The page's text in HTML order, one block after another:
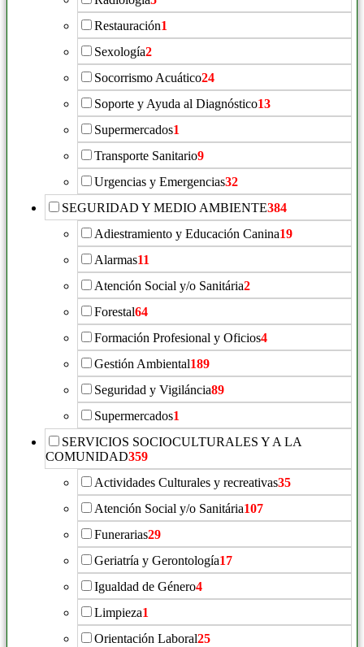
Restauración1
Sexología2
Socorrismo Acuático24
Soporte y Ayuda al Diagnóstico13
Supermercados1
Transporte Sanitario9
Urgencias y Emergencias32
SEGURIDAD Y MEDIO AMBIENTE384
Adiestramiento y Educación Canina19
Alarmas11
Atención Social y/o Sanitária2
Forestal64
Formación Profesional y Oficios4
Gestión Ambiental189
Seguridad y Vigiláncia89
Supermercados1
SERVICIOS SOCIOCULTURALES Y A LA
COMUNIDAD359
Actividades Culturales y recreativas35
Atención Social y/o Sanitária107
Funerarias29
Geriatría y Gerontología17
Igualdad de Género4
Limpieza1
Orientación Laboral25